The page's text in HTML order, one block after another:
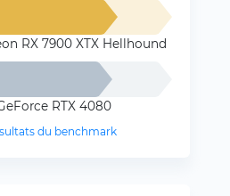
RX 7900 XTX Hellhound
RTX 4080
du benchmark